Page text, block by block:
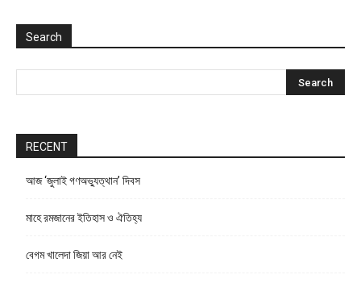
Search
RECENT
আজ ‘জুলাই গণঅভ্যুত্থান’ দিবস
মাহে রমজানের ইতিহাস ও ঐতিহ্য
বেগম খালেদা জিয়া আর নেই